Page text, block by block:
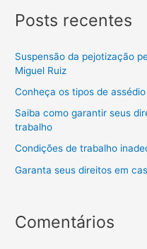
Posts recentes
Suspensão da pejotização
Miguel Ruiz
Conheça os tipos de
Saiba como garantir seus
trabalho
Condições de trabalho
Garanta seus direitos em
Comentários